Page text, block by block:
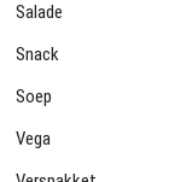
Salade
Snack
Soep
Vega